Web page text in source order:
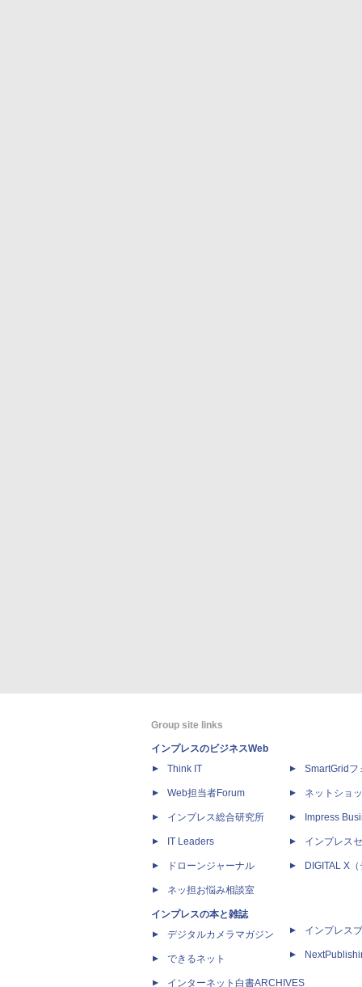
Group site links
インプレスのビジネスWeb
Think IT
Web担当者Forum
インプレス総合研究所
IT Leaders
ドローンジャーナル
ネッ担お悩み相談室
インプレスの本と雑誌
デジタルカメラマガジン
できるネット
インターネット白書ARCHIVES
SmartGridフ
ネットショ
Impress
インプレス
DIGITAL X
インプレス